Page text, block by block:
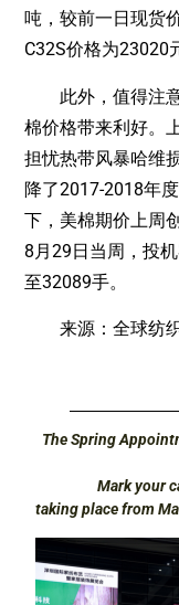
吨，较前一日现货
C32S价格为23020
此外，值得注意
棉价格带来利好。
担忧热带风暴哈维
降了2017-2018年
下，美棉期价上周
8月29日当周，投
至32089手。
来源：全球纺
The Spring
Mark your
taking place from